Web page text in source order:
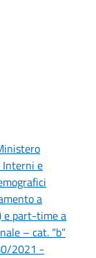
Interni e
a
e part-time a
– cat. “b”
2021 -